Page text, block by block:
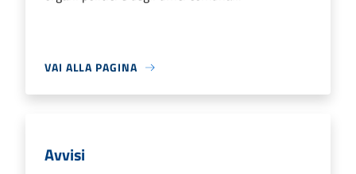
VAI ALLA PAGINA
Avvisi